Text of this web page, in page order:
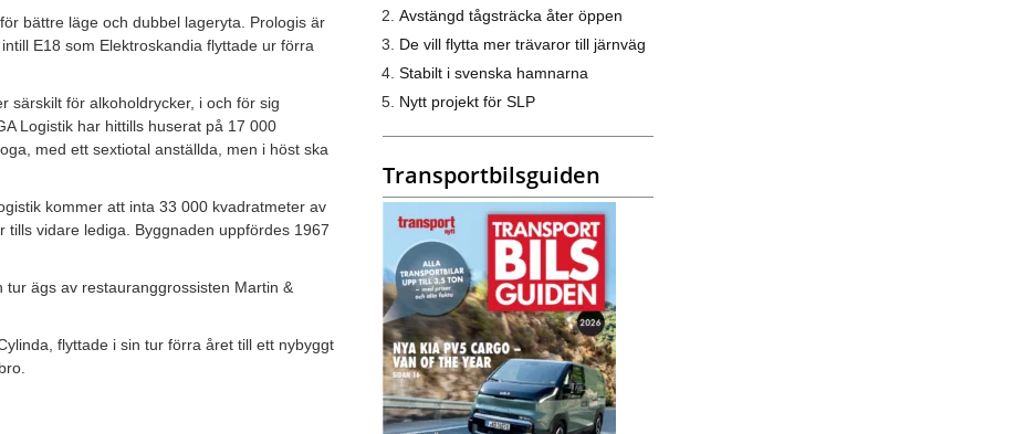
bättre läge och dubbel lageryta. Prologis är
E18 som Elektroskandia flyttade ur förra
särskilt för alkoholdrycker, i och för sig
Logistik har hittills huserat på 17 000
med ett sextiotal anställda, men i höst ska
kommer att inta 33 000 kvadratmeter av
vidare lediga. Byggnaden uppfördes 1967
tur ägs av restauranggrossisten Martin &
flyttade i sin tur förra året till ett nybyggt
Avstängd tågsträcka åter öppen
De vill flytta mer trävaror till järnväg
Stabilt i svenska hamnarna
Nytt projekt för SLP
Transportbilsguiden